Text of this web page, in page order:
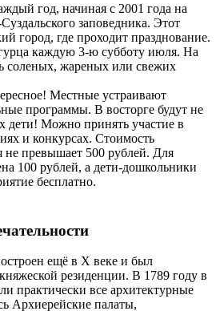
год, начиная с 2001 года на
заповедника. Этот
город, где проходит празднование.
каждую 3-ю субботу июля. На
соленых, жареных или свежих
Местные устраивают
программы. В восторге будут не
дети! Можно принять участие в
и конкурсах. Стоимость
не превышает 500 рублей. Для
100 рублей, а дети-дошкольники
бесплатно.
ещё в X веке и был
резиденции. В 1789 году в
практически все архитектурные
Архиерейские палаты,